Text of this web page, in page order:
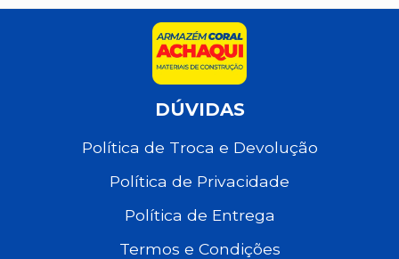
DÚVIDAS
Política de Troca e Devolução
Política de Privacidade
Política de Entrega
Termos e Condições